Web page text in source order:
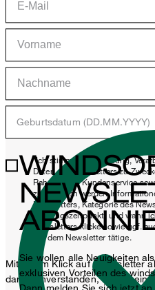
Geburtsdatum (DD.MM.YYYY)
*Ich stimme der Erhebung,
Daten des Newsletters zu
Rahmen des Kundenservice
zu. Erhoben werden
Newsletters, Kategorie des
Öffnungszeitpunkt) und wann
Newsletters klicke sowie ggf.
mit dem Newsletter tätige.
Mit einem Klick auf „Newsletter
damit einverstanden, dass
Sie wollen alle Neuigkeiten
exklusiven Vorteilen des
Dann melden Sie sich jetzt an.